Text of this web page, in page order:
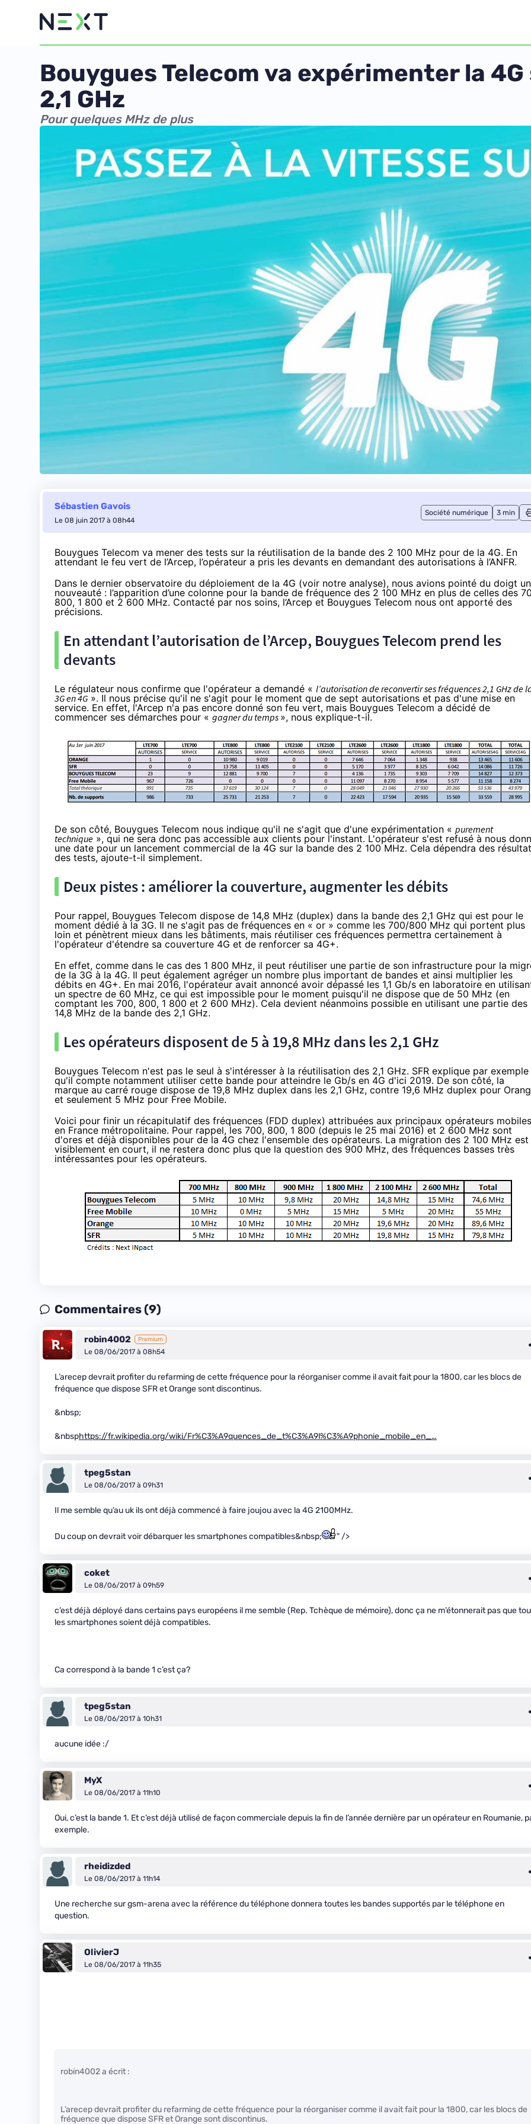
Bouygues Telecom va expérimenter la
2,1 GHz
Pour quelques MHz de plus
Sébastien Gavois
Le 08 juin 2017 à 08h44
Société numérique 3 min
Bouygues Telecom va mener des tests sur la réutilisation de la bande des 2 100 MHz pour de la 4G. En
attendant le feu vert de l’Arcep, l’opérateur a pris les devants en demandant des autorisations à l’ANFR.
Dans le dernier observatoire du déploiement de la 4G (voir notre analyse), nous avions pointé du doigt
nouveauté : l’apparition d’une colonne pour la bande de fréquence des 2 100 MHz en plus de celles des
800, 1 800 et 2 600 MHz. Contacté par nos soins, l’Arcep et Bouygues Telecom nous ont apporté des
précisions.
En attendant l’autorisation de l’Arcep, Bouygues Telecom prend les
devants
Le régulateur nous confirme que l'opérateur a demandé « l’autorisation de reconvertir ses fréquences 2,1 GHz de
3G en 4G ». Il nous précise qu'il ne s'agit pour le moment que de sept autorisations et pas d'une mise en
service. En effet, l'Arcep n'a pas encore donné son feu vert, mais Bouygues Telecoma décidé de
commencer ses démarches pour « gagner du temps », nous explique-t-il.
De son côté, Bouygues Telecom nous indique qu'il ne s'agit que d'une expérimentation « purement
technique », qui ne sera donc pas accessible aux clients pour l'instant. L'opérateur s'est refusé à nous
une date pour un lancement commercial de la 4G sur la bande des 2 100 MHz. Cela dépendra des
des tests, ajoute-t-il simplement.
Deux pistes : améliorer la couverture, augmenter les débits
Pour rappel, Bouygues Telecom dispose de 14,8 MHz (duplex) dans la bande des 2,1 GHz qui est pour le
moment dédié à la 3G. Il ne s'agit pas de fréquences en « or » comme les 700/800 MHz qui portent plus
loin et pénètrent mieux dans les bâtiments, mais réutiliser ces fréquences permettra certainement à
l'opérateur d'étendre sa couverture 4G et de renforcer sa 4G+.
En effet, comme dans le cas des 1 800 MHz, il peut réutiliser une partie de son infrastructure pour la
de la 3G à la 4G. Il peut également agréger un nombre plus important de bandes et ainsi multiplier les
débits en 4G+. En mai 2016, l'opérateur avait annoncé avoir dépassé les 1,1 Gb/s en laboratoire en
un spectre de 60 MHz, ce qui est impossible pour le moment puisqu'il ne dispose que de 50 MHz (en
comptant les 700, 800, 1 800 et 2 600 MHz). Cela devient néanmoins possible en utilisant une partie des
14,8 MHz de la bande des 2,1 GHz.
Les opérateurs disposent de 5 à 19,8 MHz dans les 2,1 GHz
Bouygues Telecom n'est pas le seul à s'intéresser à la réutilisation des 2,1 GHz. SFR explique par exemple
qu'il compte notamment utiliser cette bande pour atteindre le Gb/s en 4G d'ici 2019. De son côté, la
marque au carré rouge dispose de 19,8 MHz duplex dans les 2,1 GHz, contre 19,6 MHz duplex pour
et seulement 5 MHz pour Free Mobile.
Voici pour finir un récapitulatif des fréquences (FDD duplex) attribuées aux principaux opérateurs mobiles
en France métropolitaine. Pour rappel, les 700, 800, 1 800 (depuis le 25 mai 2016) et 2 600 MHz sont
d'ores et déjà disponibles pour de la 4G chez l'ensemble des opérateurs. La migration des 2 100 MHz est
visiblement en court, il ne restera donc plus que la question des 900 MHz, des fréquences basses très
intéressantes pour les opérateurs.
Commentaires (9)
robin4002 Premium
Le 08/06/2017 à 08h54
L’arecep devrait profiter du refarming de cette fréquence pour la réorganiser comme il avait fait pour la 1800, car les blocs de
fréquence que dispose SFR et Orange sont discontinus.
&nbsp;
&nbsphttps://fr.wikipedia.org/wiki/Fr%C3%A9quences_de_t%C3%A9l%C3%A9phonie_mobile_en_…
tpeg5stan
Le 08/06/2017 à 09h31
Il me semble qu’au uk ils ont déjà commencé à faire joujou avec la 4G 2100MHz.
Du coup on devrait voir débarquer les smartphones compatibles&nbsp; " />
coket
Le 08/06/2017 à 09h59
c’est déjà déployé dans certains pays européens il me semble (Rep. Tchèque de mémoire), donc ça ne m’étonnerait pas que
les smartphones soient déjà compatibles.
Ca correspond à la bande 1 c’est ça?
tpeg5stan
Le 08/06/2017 à 10h31
aucune idée :/
MyX
Le 08/06/2017 à 11h10
Oui, c’est la bande 1. Et c’est déjà utilisé de façon commerciale depuis la fin de l’année dernière par un opérateur en Roumanie,
exemple.
rheidizded
Le 08/06/2017 à 11h14
Une recherche sur gsm-arena avec la référence du téléphone donnera toutes les bandes supportés par le téléphone en
question.
OlivierJ
Le 08/06/2017 à 11h35
robin4002 a écrit :
L’arecep devrait profiter du refarming de cette fréquence pour la réorganiser comme il avait fait pour la 1800, car les blocs de
fréquence que dispose SFR et Orange sont discontinus.